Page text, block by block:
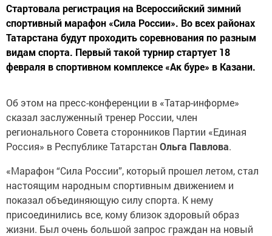
Стартовала регистрация на Всероссийский зимний
спортивный марафон «Сила России». Во всех районах
Татарстана будут проходить соревнования по разным
видам спорта. Первый такой турнир стартует 18
февраля в спортивном комплексе «Ак буре» в Казани.
Об этом на пресс-конференции в «Татар-информе»
сказал заслуженный тренер России, член
регионального Совета сторонников Партии «Единая
Россия» в Республике Татарстан Ольга Павлова.
«Марафон “Сила России”, который прошел летом, стал
настоящим народным спортивным движением и
показал объединяющую силу спорта. К нему
присоединились все, кому близок здоровый образ
жизни. Был очень большой запрос граждан на новый